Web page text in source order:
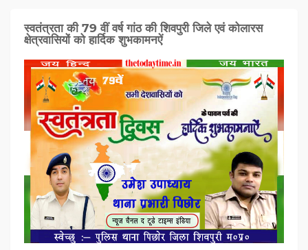
स्वतंत्रता की 79 वीं वर्ष गांठ की शिवपुरी जिले एवं कोलारस
क्षेत्रवासियों को हार्दिक शुभकामनऐं